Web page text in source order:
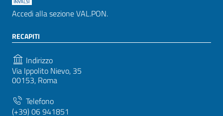
Accedi alla sezione VAL.PON.
RECAPITI
Indirizzo
Via Ippolito Nievo, 35
00153, Roma
Telefono
(+39) 06 941851